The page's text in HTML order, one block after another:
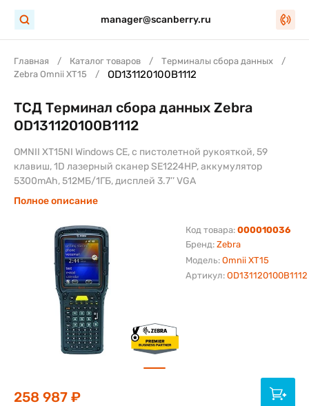
manager@scanberry.ru
Главная Каталог товаров
Терминалы сбора данных
Zebra Omnii XT15
OD131120100B1112
Бренд: Zebra
Модель: Omnii XT15
Код товара: 000010036
Артикул: OD131120100B1112
ТСД Терминал сбора данных Zebra
OD131120100B1112
OMNII XT15NI Windows CE, с пистолетной рукояткой, 59
клавиш, 1D лазерный сканер SE1224HP, аккумулятор
5300mAh, 512МБ/1ГБ, дисплей 3.7’’ VGA
Полное описание
258 987 ₽